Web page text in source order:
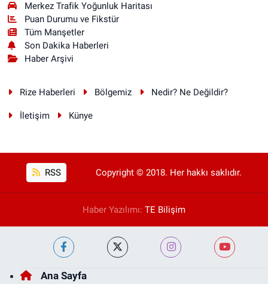
Merkez Trafik Yoğunluk Haritası
Puan Durumu ve Fikstür
Tüm Manşetler
Son Dakika Haberleri
Haber Arşivi
Rize Haberleri Bölgemiz Nedir? Ne Değildir?
İletişim Künye
RSS Copyright © 2018. Her hakkı saklıdır.
Haber Yazılımı: TE Bilişim
Ana Sayfa